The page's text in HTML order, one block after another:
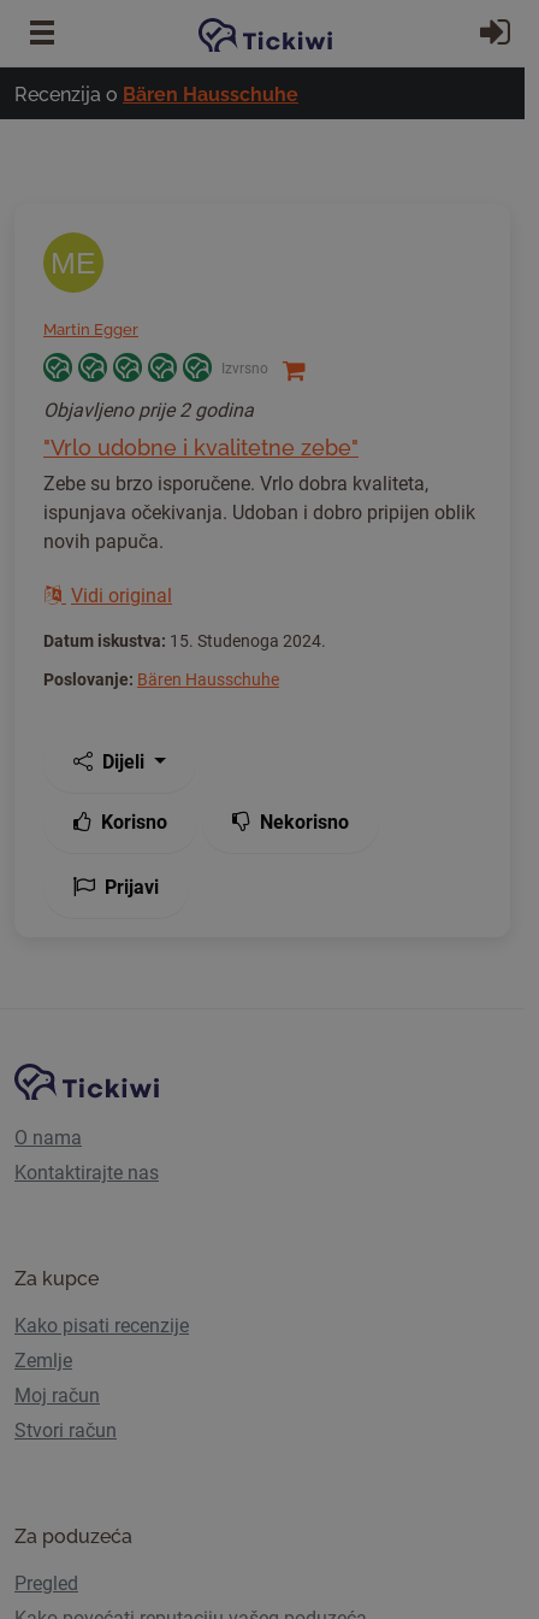
Preskoči na glavni sadržaj
Recenzija o Bären Hausschuhe
ME
Martin Egger
Izvrsno
Objavljeno prije 2 godina
"Vrlo udobne i kvalitetne zebe"
Zebe su brzo isporučene. Vrlo dobra kvaliteta,
ispunjava očekivanja. Udoban i dobro pripijen oblik
novih papuča.
Vidi original
Datum iskustva: 15. Studenoga 2024.
Poslovanje: Bären Hausschuhe
Dijeli
Korisno Nekorisno
Prijavi
Navigacija stranice
Tickiwi platforma
O nama
Kontaktirajte nas
Za kupce
Kako pisati recenzije
Zemlje
Moj račun
Stvori račun
Za poduzeća
Pregled